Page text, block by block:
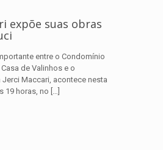
expõe suas obras
entre o Condomínio
de Valinhos e o
Maccari, acontece nesta
19 horas, no […]